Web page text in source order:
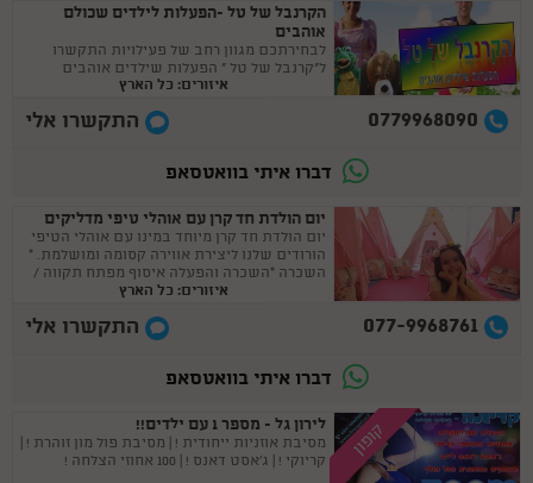
הקרנבל של טל -הפעלות לילדים שכולם
אוהבים
לבחירתכם מגוון רחב של פעילויות התקשרו
ל"קרנבל של טל " הפעלות שילדים אוהבים
איזורים: כל הארץ
0779968090 התקשרו אלי
דברו איתי בוואטסאפ
יום הולדת חד קרן עם אוהלי טיפי מדליקים
יום הולדת חד קרן מיוחד במינו עם אוהלי הטיפי
הורודים שלנו ליצירת אווירה קסומה ומושלמת. *
השכרה *השכרה והפעלה איסוף מפתח תקווה /
איזורים: כל הארץ
077-9968761 התקשרו אלי
דברו איתי בוואטסאפ
קופון לירון גל - מספר 1 עם ילדים!!
מסיבת אוזניות ייחודית ! | מסיבת פול מון זוהרת ! |
קריוקי ! | ג'אסט דאנס ! | 100 אחוזי הצלחה !